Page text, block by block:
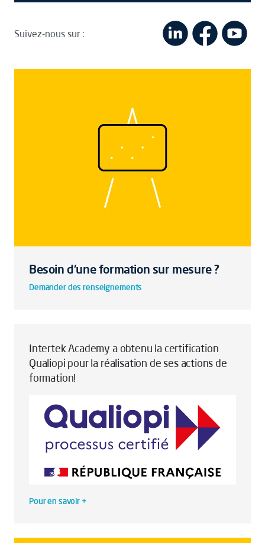
Suivez-nous sur :
Besoin d'une formation sur mesure ?
Demander des renseignements
Intertek Academy a obtenu la certification
Qualiopi pour la réalisation de ses actions de
formation!
Pour en savoir +